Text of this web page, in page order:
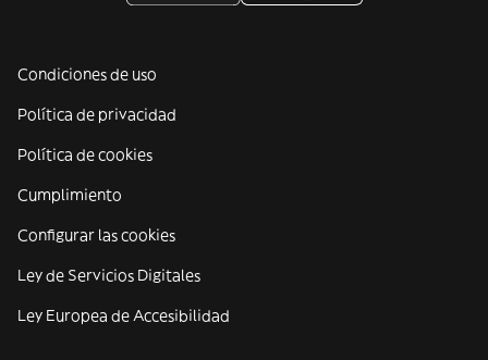
Condiciones de uso
Política de privacidad
Política de cookies
Cumplimiento
Configurar las cookies
Ley de Servicios Digitales
Ley Europea de Accesibilidad